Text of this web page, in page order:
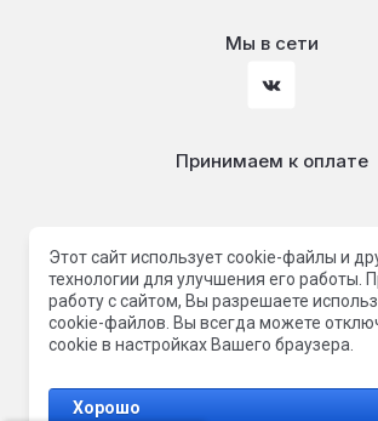
Мы в сети
Принимаем к оплате
© 2026 Маунтвэй | Mountway
Этот сайт использует cookie-файлы и
технологии для улучшения его работы.
работу с сайтом, Вы разрешаете
cookie-файлов. Вы всегда можете
cookie в настройках Вашего браузера.
Хорошо